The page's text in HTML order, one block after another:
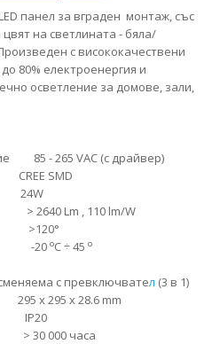
панел за вграден монтаж, със
на светлината - бяла/
с висококачествени
80% електроенергия и
осветление за домове, зали,
85 - 265 VAC (с драйвер)
SMD
Lm , 110 lm/W
>120°
-20 oC ÷ 45 o
с превключвател (3 в 1)
x 28.6 mm
IP20
000 часа